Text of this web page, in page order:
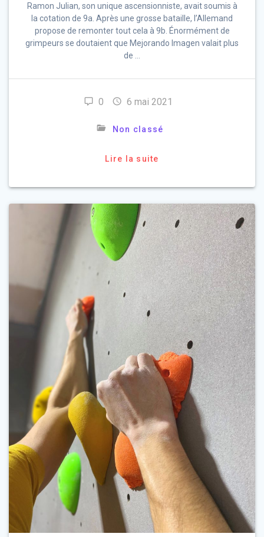
Ramon Julian, son unique ascensionniste, avait soumis à
la cotation de 9a. Après une grosse bataille, l’Allemand
propose de remonter tout cela à 9b. Énormément de
grimpeurs se doutaient que Mejorando Imagen valait plus
de …
0 6 mai 2021
Non classé
Lire la suite